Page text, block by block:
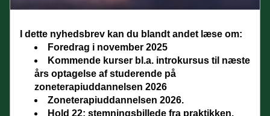
I dette nyhedsbrev kan du blandt andet læse om:
Foredrag i november 2025
Kommende kurser bl.a. introkursus til næste
års optagelse af studerende på
zoneterapiuddannelsen 2026
Zoneterapiuddannelsen 2026.
Hold 22: stemningsbillede fra praktikken.